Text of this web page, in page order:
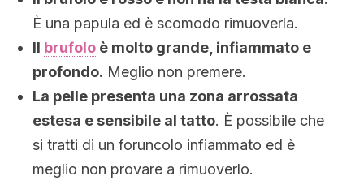
È una papula ed è scomodo rimuoverla.
Il brufolo è molto grande, infiammato e
profondo. Meglio non premere.
La pelle presenta una zona arrossata
estesa e sensibile al tatto. È possibile che
si tratti di un foruncolo infiammato ed è
meglio non provare a rimuoverlo.